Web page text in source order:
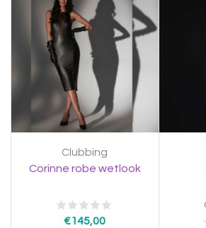
Clubbing
Corinne robe wetlook
€145,00